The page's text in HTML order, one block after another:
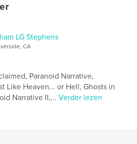
LG Stephens
CA
Paranoid Narrative,
Like Heaven... or Hell, Ghosts in
Narrative II,...Verder lezen